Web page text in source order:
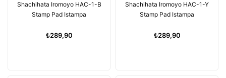
Shachihata Iromoyo HAC-1-B
Stamp Pad Istampa
₺289,90
Shachihata Iromoyo HAC-1-Y
Stamp Pad Istampa
₺289,90